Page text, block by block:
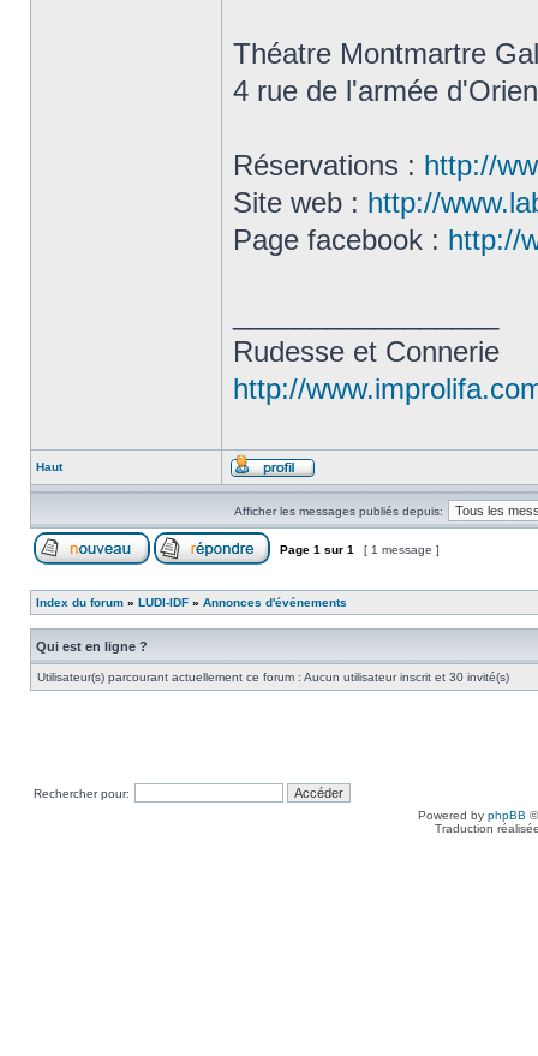
Théatre Montmartre
4 rue de l'armée
Réservations : http://
Site web : http://
Page facebook : http://
Rudesse et Connerie
http://
Haut
Afficher les messages publiés depuis:
Page 1 sur 1 [ 1 message ]
Index du forum » LUDI-IDF » Annonces d'événements
Qui est en ligne ?
Utilisateur(s) parcourant actuellement ce forum : Aucun utilisateur inscrit et 30 invité(s)
Rechercher pour:
Powered by phpBB
Traduction